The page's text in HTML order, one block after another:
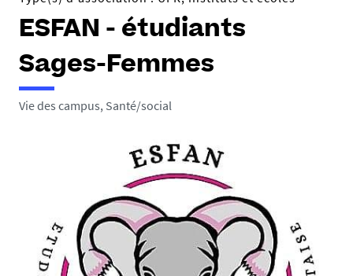
ESFAN - étudiants
Sages-Femmes
Vie des campus, Santé/social